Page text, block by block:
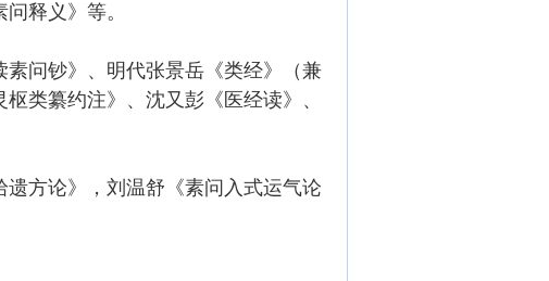
释义》等。
问钞》、明代张景岳《类经》（兼
类纂约注》、沈又彭《医经读》、
方论》，刘温舒《素问入式运气论